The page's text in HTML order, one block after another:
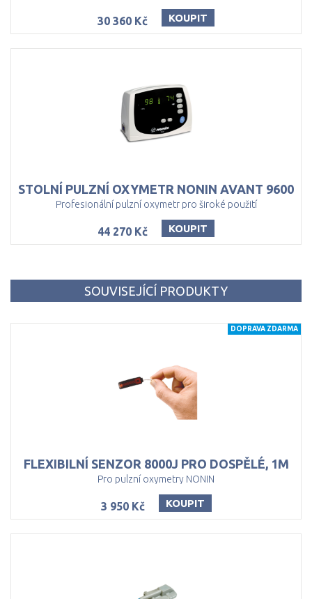
30 360 Kč KOUPIT
STOLNÍ PULZNÍ OXYMETR NONIN AVANT 9600
Profesionální pulzní oxymetr pro široké použití
44 270 Kč KOUPIT
SOUVISEJÍCÍ PRODUKTY
FLEXIBILNÍ SENZOR 8000J PRO DOSPĚLÉ, 1M
Pro pulzní oxymetry NONIN
3 950 Kč KOUPIT
DOPRAVA ZDARMA